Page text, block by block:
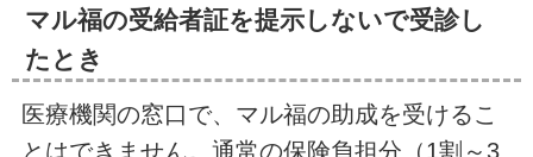
マル福の受給者証を提示しないで受診し
たとき
医療機関の窓口で、マル福の助成を受けるこ
とはできません。通常の保険負担分（1割～3